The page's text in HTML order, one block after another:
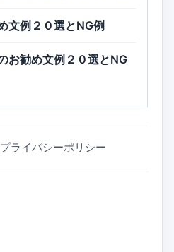
文例２０選とNG例
お勧め文例２０選とNG
プライバシーポリシー